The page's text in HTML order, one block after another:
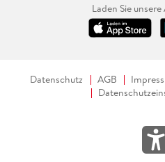
Laden Sie
Datenschutz AGB